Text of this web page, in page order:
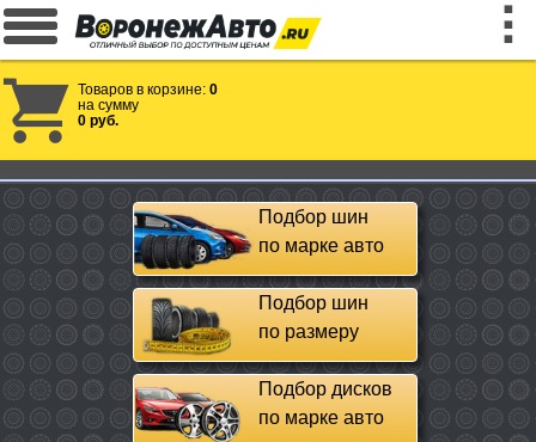
Товаров в корзине: 0
на сумму
0 руб.
Подбор шин
по марке авто
Подбор шин
по размеру
Подбор дисков
по марке авто